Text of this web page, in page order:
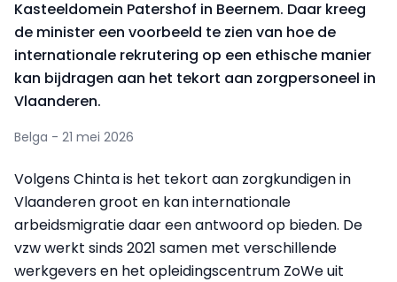
Kasteeldomein Patershof in Beernem. Daar kreeg
de minister een voorbeeld te zien van hoe de
internationale rekrutering op een ethische manier
kan bijdragen aan het tekort aan zorgpersoneel in
Vlaanderen.
Belga - 21 mei 2026
Volgens Chinta is het tekort aan zorgkundigen in
Vlaanderen groot en kan internationale
arbeidsmigratie daar een antwoord op bieden. De
vzw werkt sinds 2021 samen met verschillende
werkgevers en het opleidingscentrum ZoWe uit